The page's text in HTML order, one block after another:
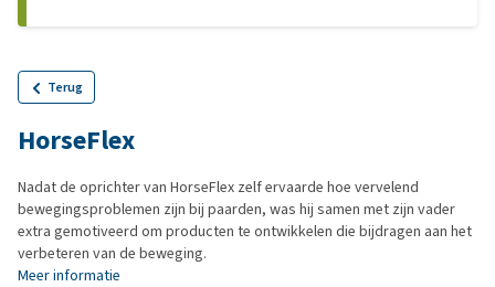
Terug
HorseFlex
Nadat de oprichter van HorseFlex zelf ervaarde hoe vervelend
bewegingsproblemen zijn bij paarden, was hij samen met zijn vader
extra gemotiveerd om producten te ontwikkelen die bijdragen aan het
verbeteren van de beweging.
Meer informatie